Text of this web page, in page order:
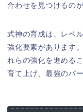
合わせを見つけるの
式神の育成は、レベ
強化要素があります
れらの強化を進める
育て上げ、最強のパ